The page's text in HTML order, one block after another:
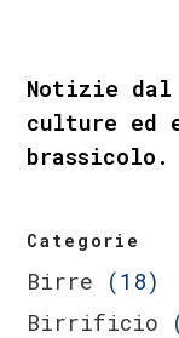
Notizie
culture ed
brassicolo.
Categorie
Birre (18)
Birrificio